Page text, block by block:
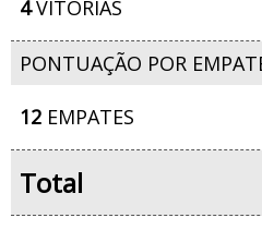
4VITÓRIAS
PONTUAÇÃO POR
12 EMPATES
Total